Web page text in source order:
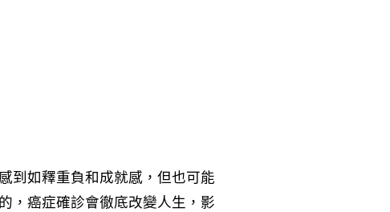
到如釋重負和成就感，但也可能
，癌症確診會徹底改變人生，影